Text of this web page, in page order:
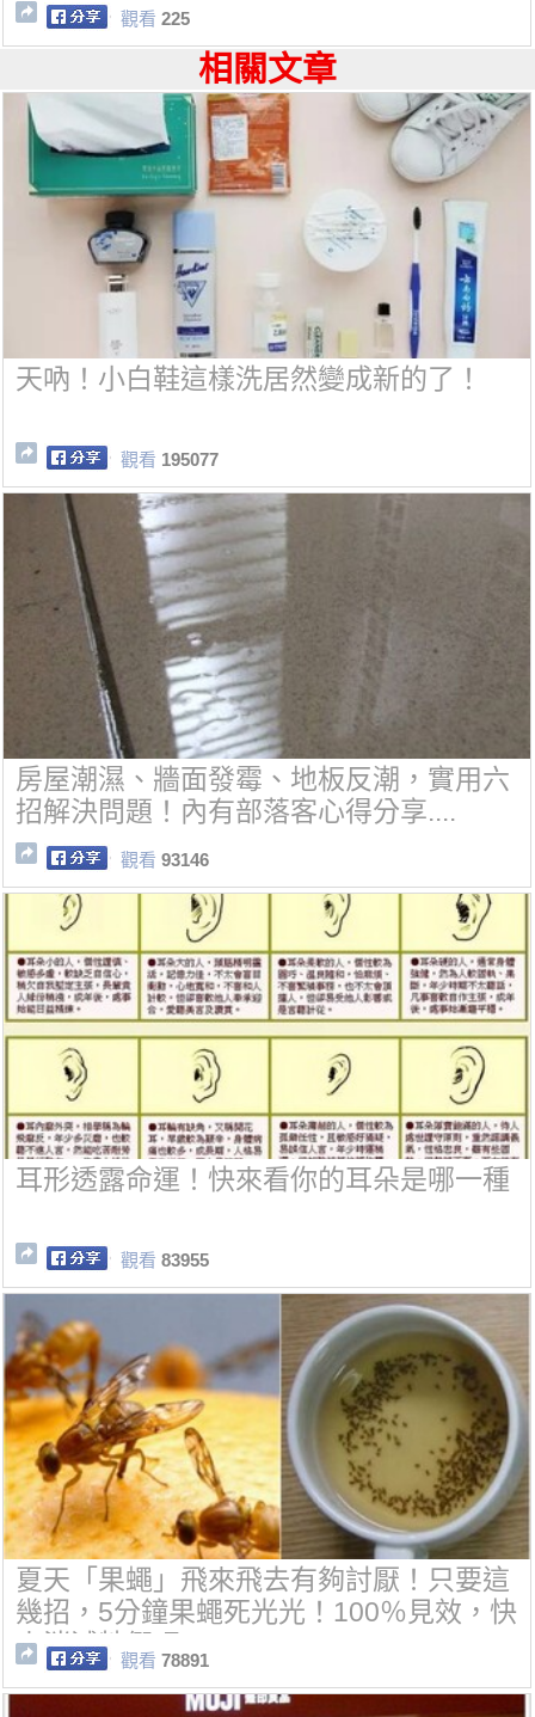
觀看 225
相關文章
天吶！小白鞋這樣洗居然變成新的了！
觀看 195077
房屋潮濕、牆面發霉、地板反潮，實用六
招解決問題！內有部落客心得分享....
觀看 93146
耳形透露命運！快來看你的耳朵是哪一種
觀看 83955
夏天「果蠅」飛來飛去有夠討厭！只要這
幾招，5分鐘果蠅死光光！100％見效，快
來消滅牠們吧~
觀看 78891